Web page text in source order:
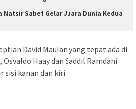
Natsir Sabet Gelar Juara Dunia Kedua
David Maulan yang tepat ada di
Haay dan Saddil Ramdani
sisi kanan dan kiri.